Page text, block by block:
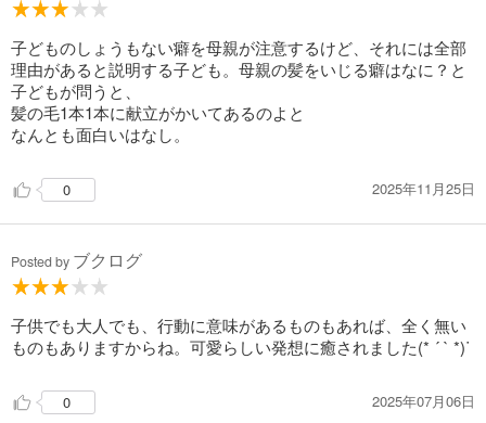
子どものしょうもない癖を母親が注意するけど、それには全部
理由があると説明する子ども。母親の髪をいじる癖はなに？と
子どもが問うと、
髪の毛1本1本に献立がかいてあるのよと
なんとも面白いはなし。
0 2025年11月25日
Posted by ブクログ
子供でも大人でも、行動に意味があるものもあれば、全く無い
ものもありますからね。可愛らしい発想に癒されました(* ´ ` *)ᐝ
0 2025年07月06日